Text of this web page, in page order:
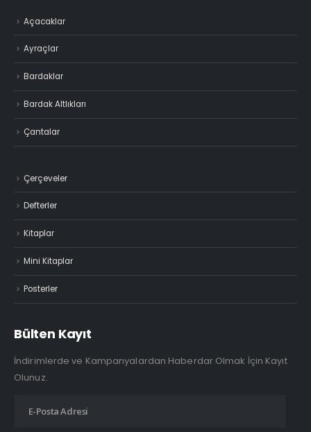
Açacaklar
Ayraçlar
Bardaklar
Bardak Altlıkları
Çantalar
Çerçeveler
Defterler
Kitaplar
Mini Kitaplar
Posterler
Bülten Kayıt
İndirimlerde ve Kampanyalardan Haberdar Olmak İçin Kayıt
Olunuz.